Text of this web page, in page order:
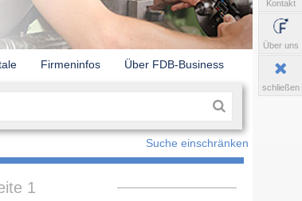
Firmeninfos Über FDB-Business
Suche einschränken
1
Kontakt
Über uns
schließen